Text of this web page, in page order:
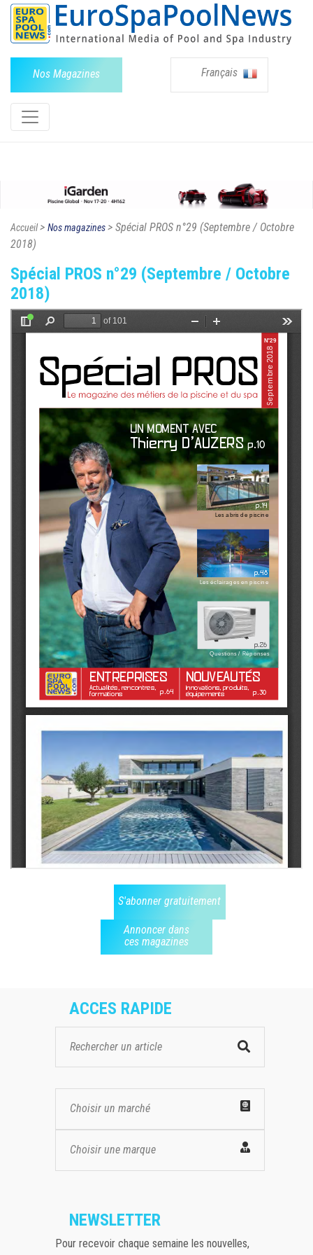
Nos Magazines Français
Accueil> Nos magazines> Spécial PROS n°29 (Septembre / Octobre
2018)
Spécial PROS n°29 (Septembre / Octobre
2018)
S'abonner gratuitement
Annoncer dans
ces magazines
ACCES RAPIDE
Choisir un marché
Choisir une marque
NEWSLETTER
Pour recevoir chaque semaine les nouvelles,